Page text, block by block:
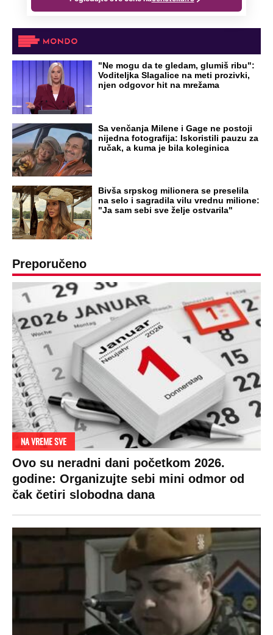
čak četiri slobodna dana
OD NAVODNOG HEROJA DO BRUTALNOG UBICE
GENERAL IVAN STRELJAO SRBE, A
HRVATI GA SLAVILI KAO HEROJA KNINA:
UBIJAO!
DRAMA ZBOG LJUBAVNE PRIČE
Zbog svadbe trudne Srpkinje i Albanca
proradio nacionalizam! Popljuvali ih samo
tako: "Ti si svoje srpsko izdala"